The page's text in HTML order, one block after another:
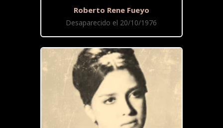
Roberto Rene Fueyo
Desaparecido el 20/10/1976